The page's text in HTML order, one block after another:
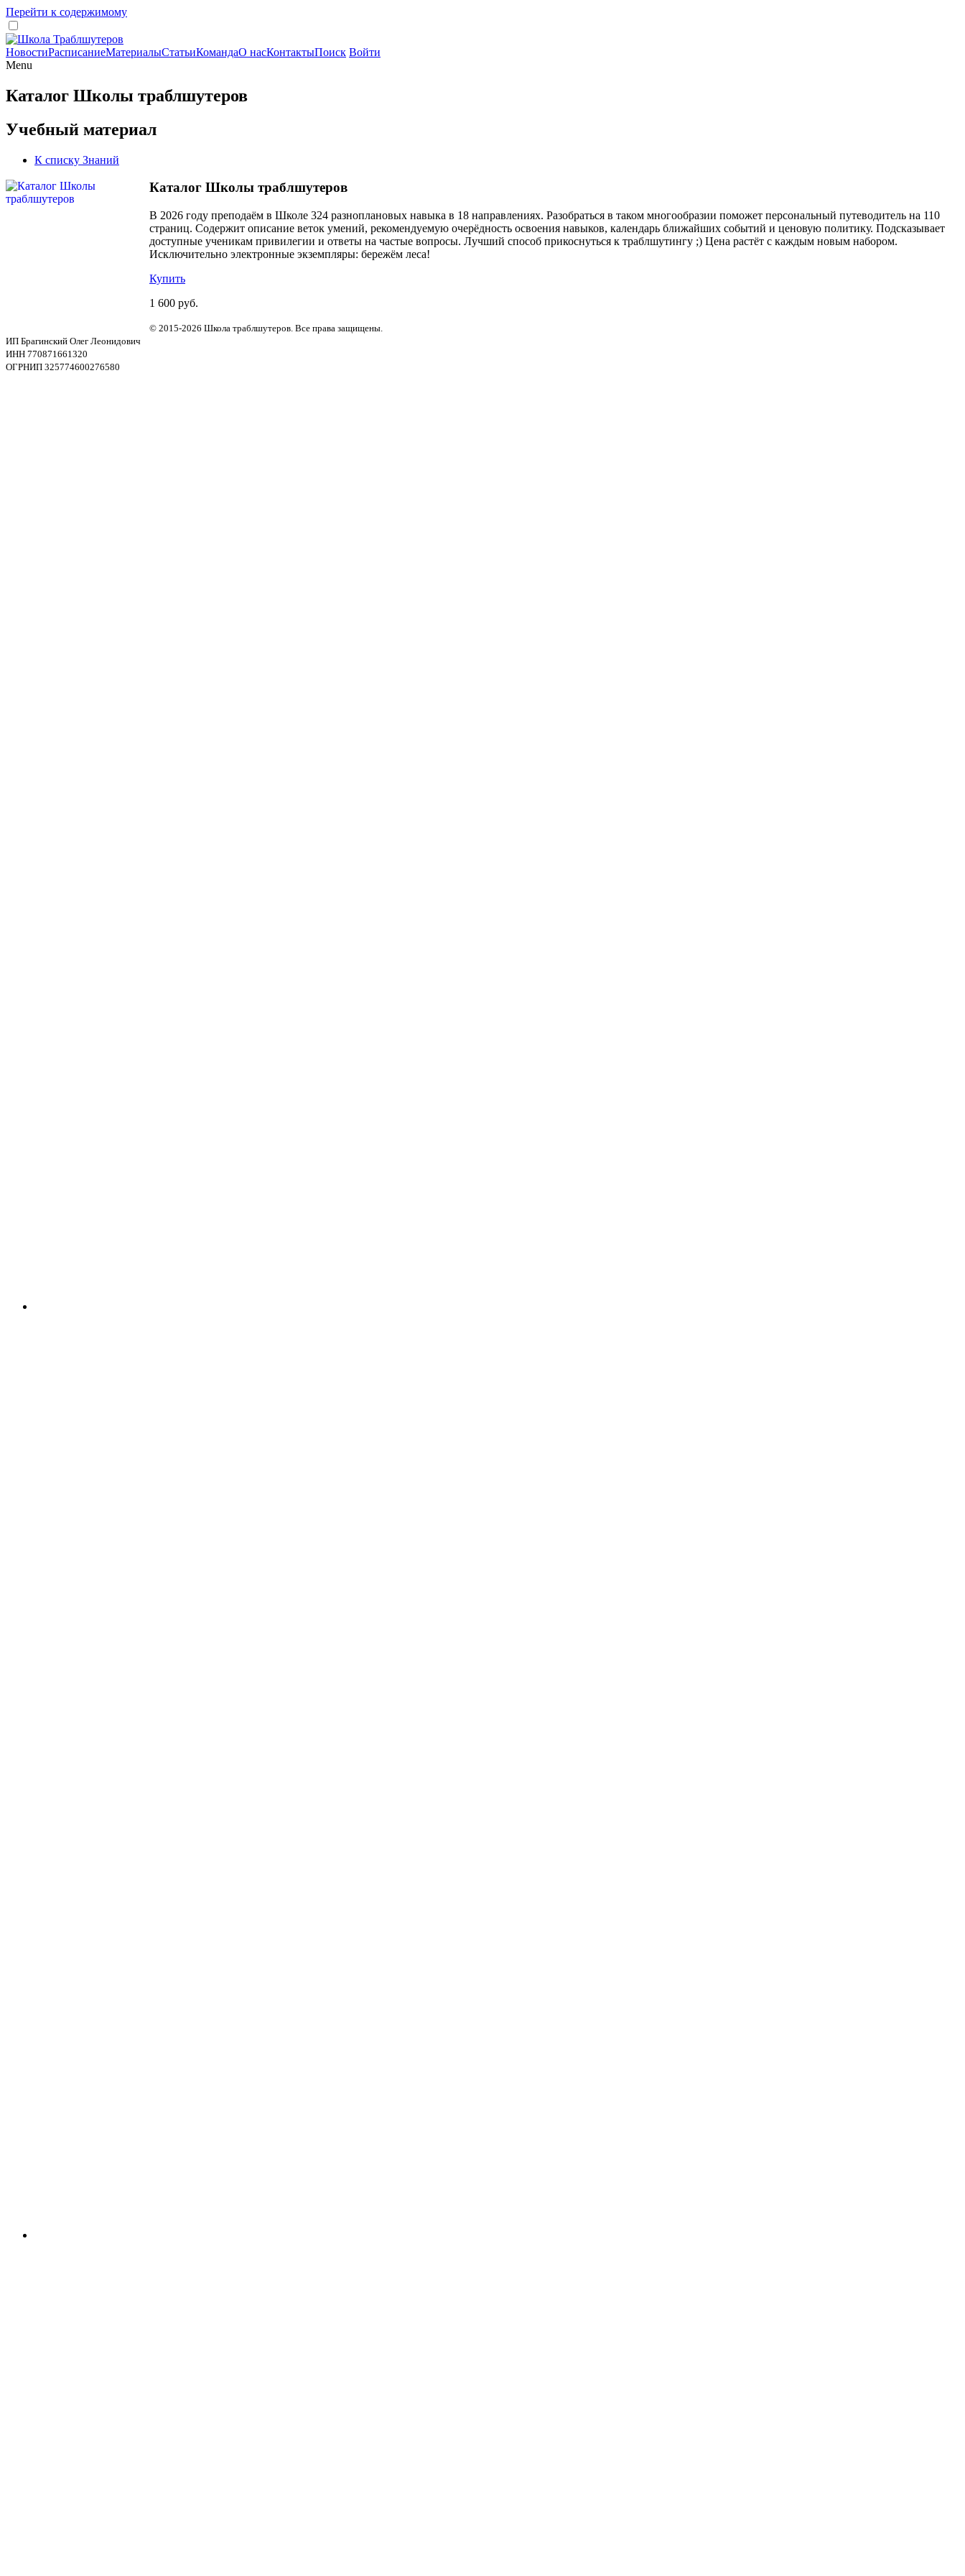
Перейти к содержимому
НовостиРасписаниеМатериалыСтатьиКомандаО насКонтактыПоиск Войти
Menu
Каталог Школы траблшутеров
Учебный материал
К списку Знаний
Каталог Школы траблшутеров
В 2026 году преподаём в Школе 324 разноплановых навыка в 18 направлениях. Разобраться в таком многообразии поможет персональный путеводитель на 110
страниц. Содержит описание веток умений, рекомендуемую очерёдность освоения навыков, календарь ближайших событий и ценовую политику. Подсказывает
доступные ученикам привилегии и ответы на частые вопросы. Лучший способ прикоснуться к траблшутингу ;) Цена растёт с каждым новым набором.
Исключительно электронные экземпляры: бережём леса!
Купить
1 600 руб.
© 2015-2026 Школа траблшутеров. Все права защищены.
ИП Брагинский Олег Леонидович
ИНН 770871661320
ОГРНИП 325774600276580